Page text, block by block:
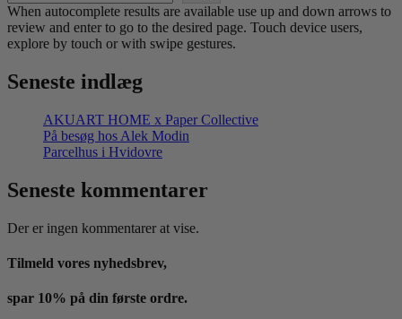
When autocomplete results are available use up and down arrows to
review and enter to go to the desired page. Touch device users,
explore by touch or with swipe gestures.
Seneste indlæg
AKUART HOME x Paper Collective
På besøg hos Alek Modin
Parcelhus i Hvidovre
Seneste kommentarer
Der er ingen kommentarer at vise.
Tilmeld vores nyhedsbrev,
spar 10% på din første ordre.